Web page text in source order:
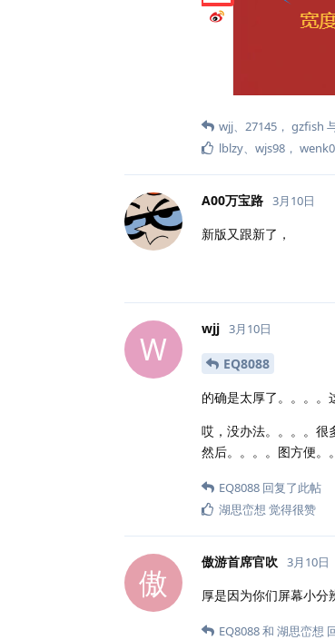
wjj、 27145 ， gzfish
lblzy、 wjs98 ，
A00万宝路 3月10日
新版又跟新了，
W
wjj 3月10日
EQ8088
的确是太厚了。。。。
哎，没办法。。。。很
然后。。。。图方便。
EQ8088 回复了此帖
湖思峦想 觉得很赞
傲
傲游首席官吹 3月10日
厚是因为你们屏幕小分
EQ8088和 湖思峦想